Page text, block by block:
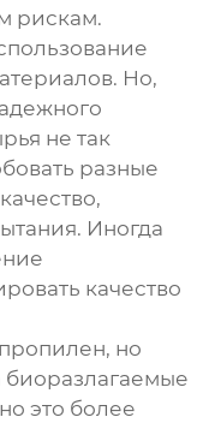
рискам.
Но,
не так
разные
Иногда
качество
но
биоразлагаемые
это более